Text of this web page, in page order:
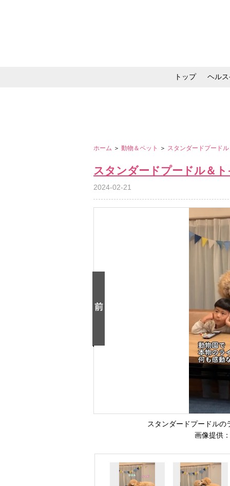
トップ ヘル
ホーム ＞ 動物＆ペット ＞ スタンダードプード
スタンダードプードル＆
2024-02-21
スタンダードプードル
画像提供